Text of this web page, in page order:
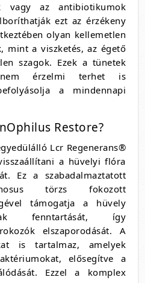
vagy az antibiotikumok
ezt az érzékeny
olyan kellemetlen
mint a viszketés, az égető
szagok. Ezek a tünetek
érzelmi terhet is
a mindennapi
Restore?
Lcr Regenerans®
a hüvelyi flóra
Ez a szabadalmaztatott
törzs fokozott
támogatja a hüvely
fenntartását, így
elszaporodását. A
is tartalmaz, amelyek
elősegítve a
Ezzel a komplex